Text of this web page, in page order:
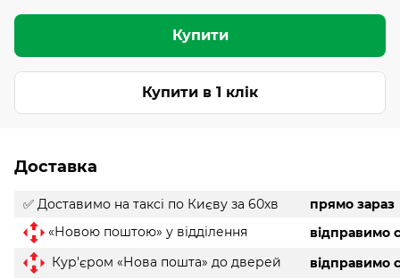
Купити
Купити в 1 клік
Доставка
✅ Доставимо на таксі по Києву за 60хв
прямо зараз
«Новою поштою» у відділення
відправимо
Кур'єром «Нова пошта» до дверей
відправимо